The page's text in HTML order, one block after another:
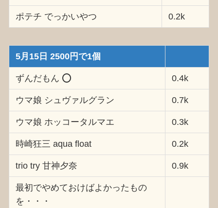
ポテチ でっかいやつ 0.2k
5月15日 2500円で1個
ずんだもん ⭕️ 0.4k
ウマ娘 シュヴァルグラン 0.7k
ウマ娘 ホッコータルマエ 0.3k
時崎狂三 aqua float 0.2k
trio try 甘神夕奈 0.9k
最初でやめておけばよかったもの
を・・・